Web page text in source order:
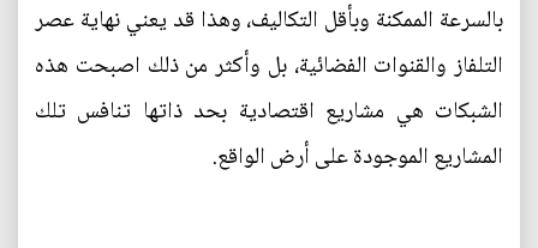
بالسرعة الممكنة وبأقل التكاليف، وهذا قد يعني نهاية عصر
التلفاز والقنوات الفضائية، بل وأكثر من ذلك اصبحت هذه
الشبكات هي مشاريع اقتصادية بحد ذاتها تنافس تلك
المشاريع الموجودة على أرض الواقع.